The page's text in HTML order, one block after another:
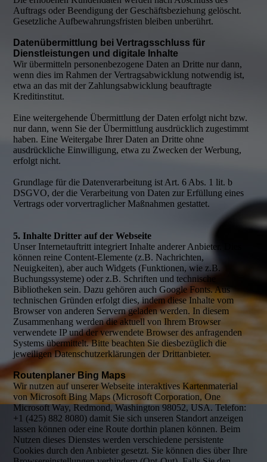
Auftrags oder Beendigung der Geschäftsbeziehung gelöscht.
Gesetzliche Aufbewahrungsfristen bleiben unberührt.
Datenübermittlung bei Vertragsschluss für
Dienstleistungen und digitale Inhalte
Wir übermitteln personenbezogene Daten an Dritte nur dann,
wenn dies im Rahmen der Vertragsabwicklung notwendig ist,
etwa an das mit der Zahlungsabwicklung beauftragte
Kreditinstitut.
Eine weitergehende Übermittlung der Daten erfolgt nicht bzw.
nur dann, wenn Sie der Übermittlung ausdrücklich zugestimmt
haben. Eine Weitergabe Ihrer Daten an Dritte ohne
ausdrückliche Einwilligung, etwa zu Zwecken der Werbung,
erfolgt nicht.
Grundlage für die Datenverarbeitung ist Art. 6 Abs. 1 lit. b
DSGVO, der die Verarbeitung von Daten zur Erfüllung eines
Vertrags oder vorvertraglicher Maßnahmen gestattet.
5. Inhalte Dritter auf der Webseite
Unser Internetauftritt integriert Inhalte anderer Anbieter. Dies
können reine Content-Elemente (z.B. Nachrichten,
Neuigkeiten), aber auch Widgets (Funktionen, wie z.B.
Buchungssysteme) oder z.B. Schriften und technische
Bibliotheken sein. Dazu gehören auch Google Fonts. Aus
technischen Gründen erfolgt dies, indem diese Inhalte vom
Browser von anderen Servern geladen werden. In diesem
Zusammenhang werden die aktuell von Ihrem Browser
verwendete IP und der verwendete Browser des anfragenden
Systems übermittelt. Bitte beachten Sie diesbezüglich die
jeweiligen Datenschutzerklärungen der Drittanbieter.
Routenplaner Bing Maps
Wir nutzen auf unserer Webseite interaktives Kartenmaterial
von Microsoft Bing Maps (Microsoft Corporation, One
Microsoft Way, Redmond, Washington 98052, USA. Telefon:
+1 (425) 882 8080) damit Sie sich unseren Standort anzeigen
lassen können oder eine Route dorthin planen können. Beim
Nutzen dieses Dienstes werden verschiedene persistente
Cookies durch den Anbieter gesetzt. Sie können dies über Ihre